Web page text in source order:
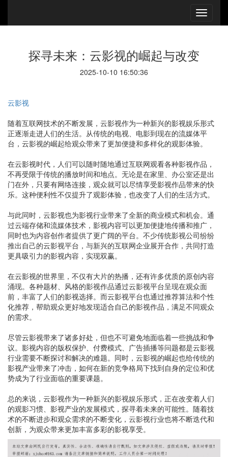
探寻未来：云影视的崛起与改变
2025-10-10 16:50:36
云影视
随着互联网技术的不断发展，云影视作为一种新兴的影视娱乐形式
正逐渐走进人们的生活。从传统的电视、电影到现在的流媒体平
台，云影视的崛起给观众带来了更加便捷和多样化的观影体验。
在云影视时代，人们可以随时随地通过互联网观看各种影视作品，
不再受限于传统的播放时间和地点。无论是在家里、办公室还是出
门在外，只要有网络连接，观众就可以尽情享受影视作品带来的快
乐。这种便利性不仅提升了观影体验，也改变了人们的生活方式。
与此同时，云影视也为影视行业带来了全新的商业模式和机会。通
过云端存储和流媒体技术，影视内容可以更加便捷地传播和推广，
同时也为内容创作者提供了更广阔的平台。不少传统影视公司纷纷
推出自己的云影视平台，与新兴的互联网企业展开合作，共同打造
更具吸引力的影视内容，实现双赢。
在云影视的世界里，不仅有大片的热播，还有许多优质的原创内容
涌现。各种题材、风格的影视作品通过云影视平台呈现在观众面
前，丰富了人们的影视选择。而云影视平台也通过推荐算法和个性
化推荐，帮助观众更好地发现适合自己的影视作品，满足不同观众
的需求。
尽管云影视带来了诸多好处，但也不可避免地面临着一些挑战和争
议。影视内容的版权保护、付费模式、广告插播等问题都是云影视
行业需要不断探讨和解决的难题。同时，云影视的崛起也给传统的
影视产业带来了冲击，如何在新的竞争格局下找到自身的定位和优
势成为了行业面临的重要课题。
总的来说，云影视作为一种新兴的影视娱乐形式，正在改变着人们
的观影习惯、影视产业的发展模式，探寻着未来的可能性。随着技
术的不断进步和观众需求的不断变化，云影视行业也将不断迭代和
创新，为观众带来更加丰富多彩的影视享受。